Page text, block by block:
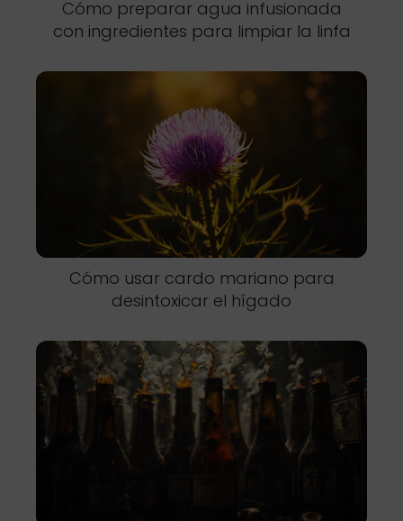
Cómo preparar agua infusionada
con ingredientes para limpiar la linfa
Cómo usar cardo mariano para
desintoxicar el hígado